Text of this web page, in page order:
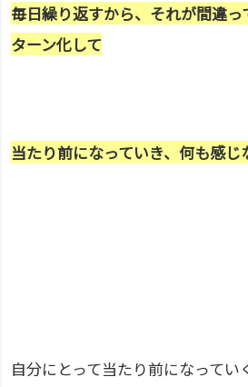
毎日繰り返すから、それが間違っ
ターン化して
当たり前になっていき、何も感じ
自分にとって当たり前になってい